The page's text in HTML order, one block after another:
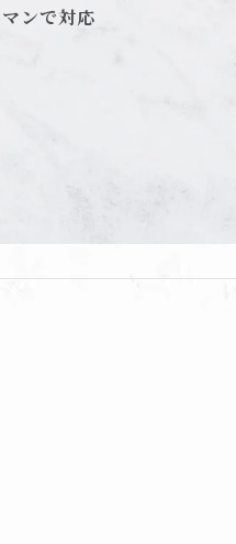
ンで対応